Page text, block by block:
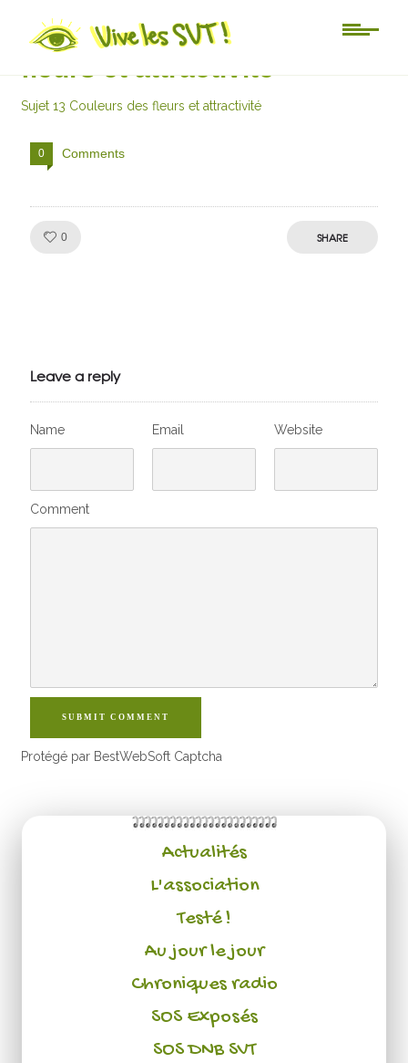
Sujet 13 Couleurs des
fleurs et attractivité
Sujet 13 Couleurs des fleurs et attractivité
0 Comments
0 SHARE
Leave a reply
Name Email Website
Comment
SUBMIT COMMENT
Protégé par BestWebSoft Captcha
Actualités
L'association
Testé !
Au jour le jour
Chroniques radio
SOS Exposés
SOS DNB SVT